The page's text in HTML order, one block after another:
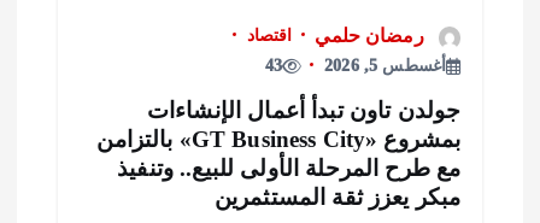
رمضان حلمي
اقتصاد
أغسطس 5, 2026
43
تاون تبدأ أعمال الإنشاءات
بمشروع «GT Business City» بالتزامن
طرح المرحلة الأولى للبيع.. وتنفيذ
يعزز ثقة المستثمرين